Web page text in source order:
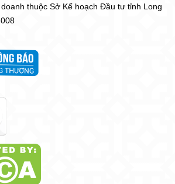
thuộc Sở Kế hoạch Đầu tư tỉnh Long